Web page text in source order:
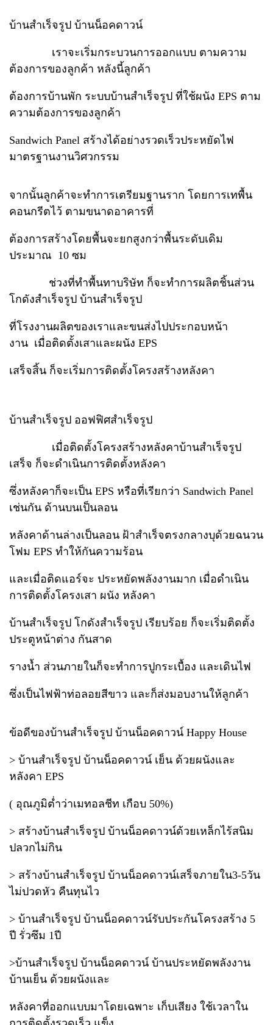
บ้านสำเร็จรูป บ้านน็อคดาวน์
เราจะเริ่มกระบวนการออกแบบ ตามความ
ต้องการของลูกค้า หลังนี้ลูกค้า
ต้องการบ้านพัก ระบบบ้านสำเร็จรูป ที่ใช้ผนัง EPS ตาม
ความต้องการของลูกค้า
Sandwich Panel สร้างได้อย่างรวดเร็วประหยัดไฟ
มาตรฐานงานวิศวกรรม
จากนั้นลูกค้าจะทำการเตรียมฐานราก โดยการเทพื้น
คอนกรีตไว้ ตามขนาดอาคารที่
ต้องการสร้างโดยพื้นจะยกสูงกว่าพื้นระดับเดิม
ประมาณ 10 ซม
ช่วงที่ทำพื้นทาบริษัท ก็จะทำการผลิตชิ้นส่วน
โกดังสำเร็จรูป บ้านสำเร็จรูป
ที่โรงงานผลิตของเราและขนส่งไปประกอบหน้า
งาน เมื่อติดตั้งเสาและผนัง EPS
เสร็จสิ้น ก็จะเริ่มการติดตั้งโครงสร้างหลังคา
บ้านสำเร็จรูป ออฟฟิศสำเร็จรูป
เมื่อติดตั้งโครงสร้างหลังคาบ้านสำเร็จรูป
เสร็จ ก็จะดำเนินการติดตั้งหลังคา
ซึ่งหลังคาก็จะเป็น EPS หรือที่เรียกว่า Sandwich Panel
เช่นกัน ด้านบนเป็นลอน
หลังคาด้านล่างเป็นลอน ฝ้าสำเร็จตรงกลางบุด้วยฉนวน
โฟม EPS ทำให้กันความร้อน
และเมื่อติดแอร์จะ ประหยัดพลังงานมาก เมื่อดำเนิน
การติดตั้งโครงเสา ผนัง หลังคา
บ้านสำเร็จรูป โกดังสำเร็จรูป เรียบร้อย ก็จะเริ่มติดตั้ง
ประตูหน้าต่าง กันสาด
รางน้ำ ส่วนภายในก็จะทำการปูกระเบื้อง และเดินไฟ
ซึ่งเป็นไฟฟ้าท่อลอยสีขาว และก็ส่งมอบงานให้ลูกค้า
ข้อดีของบ้านสำเร็จรูป บ้านน็อคดาวน์ Happy House
> บ้านสำเร็จรูป บ้านน็อคดาวน์ เย็น ด้วยผนังและ
หลังคา EPS
( อุณภูมิต่ำว่าเมทอลชีท เกือบ 50%)
> สร้างบ้านสำเร็จรูป บ้านน็อคดาวน์ด้วยเหล็กไร้สนิม
ปลวกไม่กิน
> สร้างบ้านสำเร็จรูป บ้านน็อคดาวน์เสร็จภายใน3-5วัน
ไม่ปวดหัว คืนทุนไว
> บ้านสำเร็จรูป บ้านน็อคดาวน์รับประกันโครงสร้าง 5
ปี รั่วซึม 1ปี
>บ้านสำเร็จรูป บ้านน็อคดาวน์ บ้านประหยัดพลังงาน
บ้านเย็น ด้วยผนังและ
หลังคาที่ออกแบบมาโดยเฉพาะ เก็บเสียง ใช้เวลาใน